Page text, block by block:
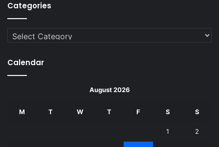
Categories
Categories
Calendar
August 2026
M T W T F S S
1 2